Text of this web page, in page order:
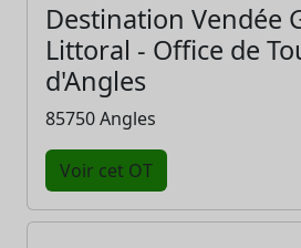
Destination Vendée
Littoral - Office de
d'Angles
85750 Angles
Voir cet OT